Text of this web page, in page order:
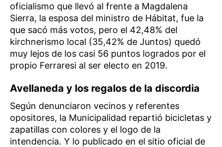
oficialismo que llevó al frente a Magdalena
Sierra, la esposa del ministro de Hábitat, fue la
que sacó más votos, pero el 42,48% del
kirchnerismo local (35,42% de Juntos) quedó
muy lejos de los casi 56 puntos logrados por el
propio Ferraresi al ser electo en 2019.
Avellaneda y los regalos de la discordia
Según denunciaron vecinos y referentes
opositores, la Municipalidad repartió bicicletas y
zapatillas con colores y el logo de la
intendencia. Y lo publicado en el sitio oficial de